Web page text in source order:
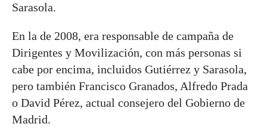
Sarasola.
En la de 2008, era responsable de campaña de
Dirigentes y Movilización, con más personas si
cabe por encima, incluidos Gutiérrez y Sarasola,
pero también Francisco Granados, Alfredo Prada
o David Pérez, actual consejero del Gobierno de
Madrid.